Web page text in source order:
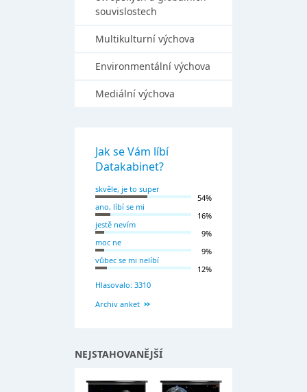
souvislostech
Multikulturní výchova
Environmentální výchova
Mediální výchova
Jak se Vám líbí
Datakabinet?
skvěle, je to super
54%
ano, líbí se mi
16%
jestě nevím
9%
moc ne
9%
vůbec se mi nelíbí
12%
Hlasovalo: 3310
Archiv anket
NEJSTAHOVANĚJŠÍ